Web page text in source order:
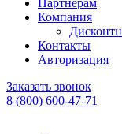
Партнерам
Компания
Контакты
Авторизация
Заказать звонок
8 (800) 600-47-71